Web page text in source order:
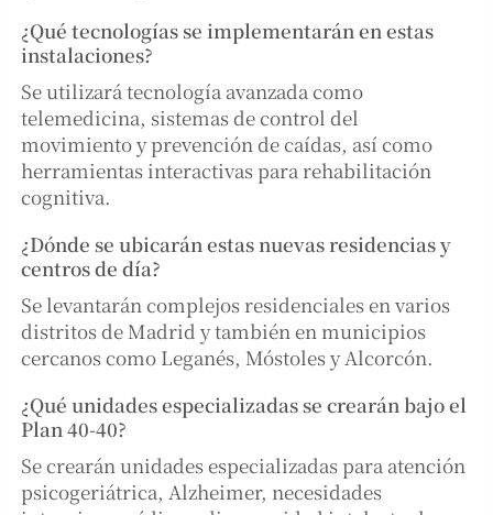
¿Qué tecnologías se implementarán en estas
instalaciones?
Se utilizará tecnología avanzada como
telemedicina, sistemas de control del
movimiento y prevención de caídas, así como
herramientas interactivas para rehabilitación
cognitiva.
¿Dónde se ubicarán estas nuevas residencias y
centros de día?
Se levantarán complejos residenciales en varios
distritos de Madrid y también en municipios
cercanos como Leganés, Móstoles y Alcorcón.
¿Qué unidades especializadas se crearán bajo el
Plan 40-40?
Se crearán unidades especializadas para atención
psicogeriátrica, Alzheimer, necesidades